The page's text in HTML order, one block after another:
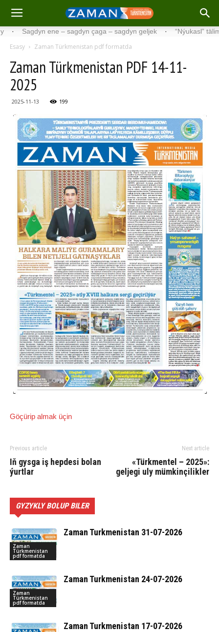
Sagdyn ene – sagdyn çaga – sagdyn geljek · “Nýukasl” tälimçisini
Esasy Zaman Türkmenistan pdf formatda
Zaman Türkmenistan PDF 14-11-
2025
2025-11-13 199
Göçürip almak üçin
Previous article
Iň gysga iş hepdesi bolan
ýurtlar
Next article
«Türk­men­tel – 2025»:
geljegi uly mümkinçilikler
GYZYKLY BOLUP BILER
Zaman
Türkmenistan
pdf formatda
Zaman Turkmenistan 31-07-2026
Zaman
Türkmenistan
pdf formatda
Zaman Turkmenistan 24-07-2026
Zaman Turkmenistan 17-07-2026